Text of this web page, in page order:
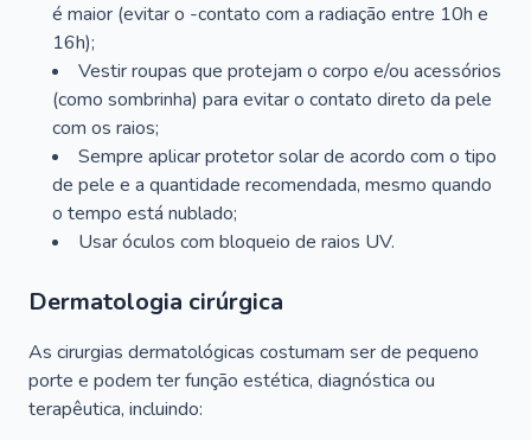
é maior (evitar o -contato com a radiação entre 10h e
16h);
Vestir roupas que protejam o corpo e/ou acessórios
(como sombrinha) para evitar o contato direto da pele
com os raios;
Sempre aplicar protetor solar de acordo com o tipo
de pele e a quantidade recomendada, mesmo quando
o tempo está nublado;
Usar óculos com bloqueio de raios UV.
Dermatologia cirúrgica
As cirurgias dermatológicas costumam ser de pequeno
porte e podem ter função estética, diagnóstica ou
terapêutica, incluindo: